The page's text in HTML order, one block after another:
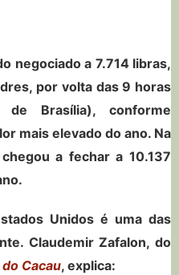
negociado a 7.714 libras,
por volta das 9 horas
Brasília), conforme
mais elevado do ano. Na
a fechar a 10.137
Unidos é uma das
Claudemir Zafalon, do
Cacau, explica: